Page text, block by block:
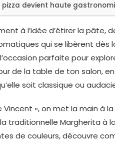
devient haute
à l’idée d’étirer la pâte,
qui se libèrent dès
parfaite pour
de la table de ton salon,
soit classique ou
Vincent », on met la main
traditionnelle Margherita à
de couleurs, découvre